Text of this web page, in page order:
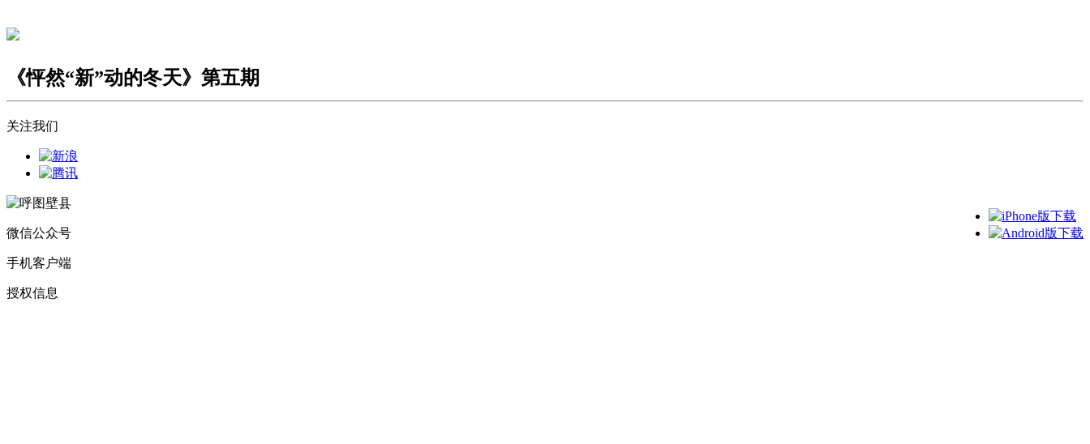
《怦然“新”动的冬天》第五期
关注我们
微信公众号
手机客户端
授权信息